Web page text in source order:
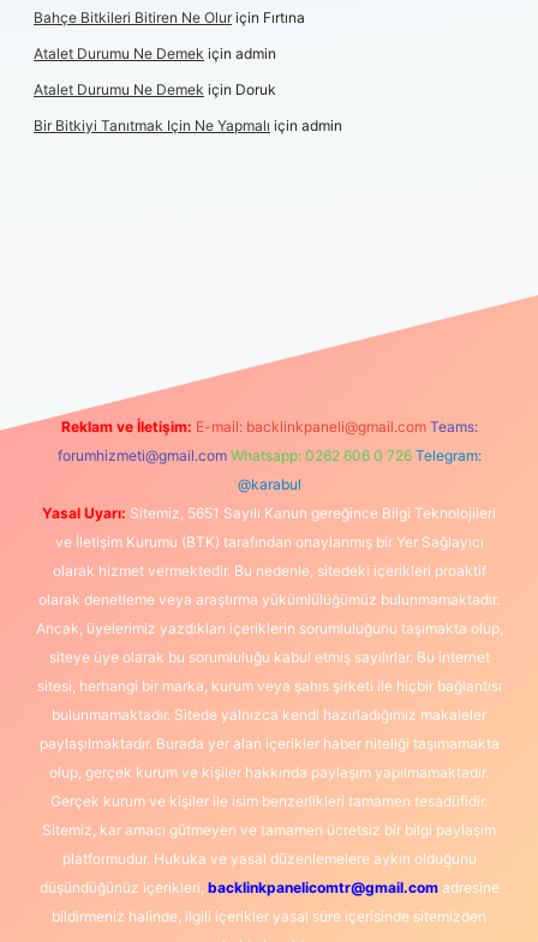
Bahçe Bitkileri Bitiren Ne Oluriçin Fırtına
Atalet Durumu Ne Demek için admin
Atalet Durumu Ne Demek için Doruk
Bir Bitkiyi Tanıtmak Için Ne Yapmalı için admin
Reklam ve İletişim: E-mail: backlinkpaneli@gmail.com Teams:
forumhizmeti@gmail.com Whatsapp: 0262 606 0 726 Telegram:
@karabul
Yasal Uyarı: Sitemiz, 5651 Sayılı Kanun gereğince Bilgi Teknolojileri
ve İletişim Kurumu (BTK) tarafından onaylanmış bir Yer Sağlayıcı
olarak hizmet vermektedir. Bu nedenle, sitedeki içerikleri proaktif
olarak denetleme veya araştırma yükümlülüğümüz bulunmamaktadır.
Ancak, üyelerimiz yazdıkları içeriklerin sorumluluğunu taşımakta olup,
siteye üye olarak bu sorumluluğu kabul etmiş sayılırlar. Bu internet
sitesi, herhangi bir marka, kurum veya şahıs şirketi ile hiçbir bağlantısı
bulunmamaktadır. Sitede yalnızca kendi hazırladığımız makaleler
paylaşılmaktadır. Burada yer alan içerikler haber niteliği taşımamakta
olup, gerçek kurum ve kişiler hakkında paylaşım yapılmamaktadır.
Gerçek kurum ve kişiler ile isim benzerlikleri tamamen tesadüfidir.
Sitemiz, kar amacı gütmeyen ve tamamen ücretsiz bir bilgi paylaşım
platformudur. Hukuka ve yasal düzenlemelere aykırı olduğunu
düşündüğünüz içerikleri, backlinkpanelicomtr@gmail.comadresine
bildirmeniz halinde, ilgili içerikler yasal süre içerisinde sitemizden